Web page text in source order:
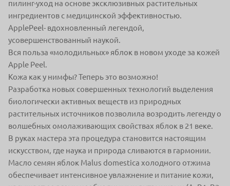
пилинг-уход на основе эксклюзивных растительных
ингредиентов с медицинской эффективностью.
ApplePeel- вдохновленный легендой,
усовершенствованный наукой.
Вся польза «молодильных» яблок в новом уходе за кожей
Apple Peel.
Кожа как у нимфы? Теперь это возможно!
Разработка новых совершенных технологий выделения
биологически активных веществ из природных
растительных источников позволила возродить легенду о
волшебных омолаживающих свойствах яблок в 21 веке.
В руках мастера эта процедура становится настоящим
искусством, где наука и природа сливаются в гармонии.
Масло семян яблок Malus domestica холодного отжима
обеспечивает интенсивное увлажнение и питание кожи,